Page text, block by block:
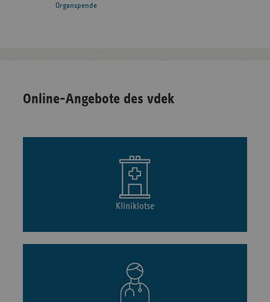
Organspende
Online-Angebote des vdek
Kliniklotse